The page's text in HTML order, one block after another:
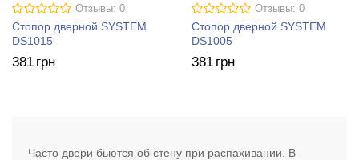
Отзывы: 0
Стопор дверной SYSTEM
DS1015
381 грн
Отзывы: 0
Стопор дверной SYSTEM
DS1005
381 грн
Часто двери бьются об стену при распахивании. В